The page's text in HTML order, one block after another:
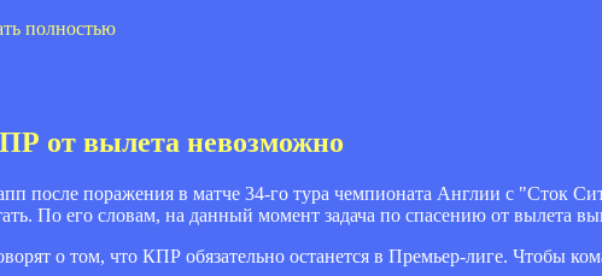
полностью
от вылета невозможно
после поражения в матче 34-го тура чемпионата Англии с "Сток
По его словам, на данный момент задача по спасению от вылета
о том, что КПР обязательно останется в Премьер-лиге. Чтобы